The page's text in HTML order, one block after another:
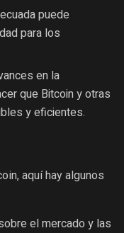
puede
para los
en la
que Bitcoin y otras
y eficientes.
aquí hay algunos
el mercado y las